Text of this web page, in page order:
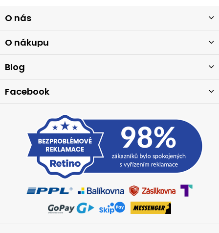
á
p
a
t
O nás
O nákupu
Blog
Facebook